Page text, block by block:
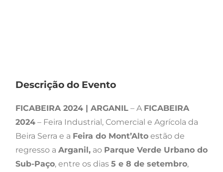
Descrição do Evento
FICABEIRA 2024 | ARGANIL – A FICABEIRA
2024 – Feira Industrial, Comercial e Agrícola da
Beira Serra e a Feira do Mont’Alto estão de
regresso a Arganil, ao Parque Verde Urbano do
Sub-Paço, entre os dias 5 e 8 de setembro,